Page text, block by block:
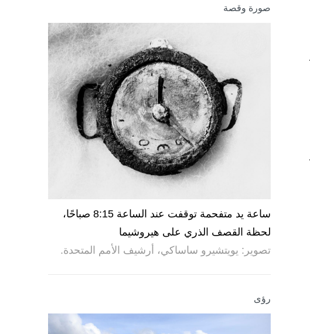
صورة وقصة
ساعة يد متفحمة توقفت عند الساعة 8:15 صباحًا،
لحظة القصف الذري على هيروشيما
تصوير: يويتشيرو ساساكي، أرشيف الأمم المتحدة.
رؤى